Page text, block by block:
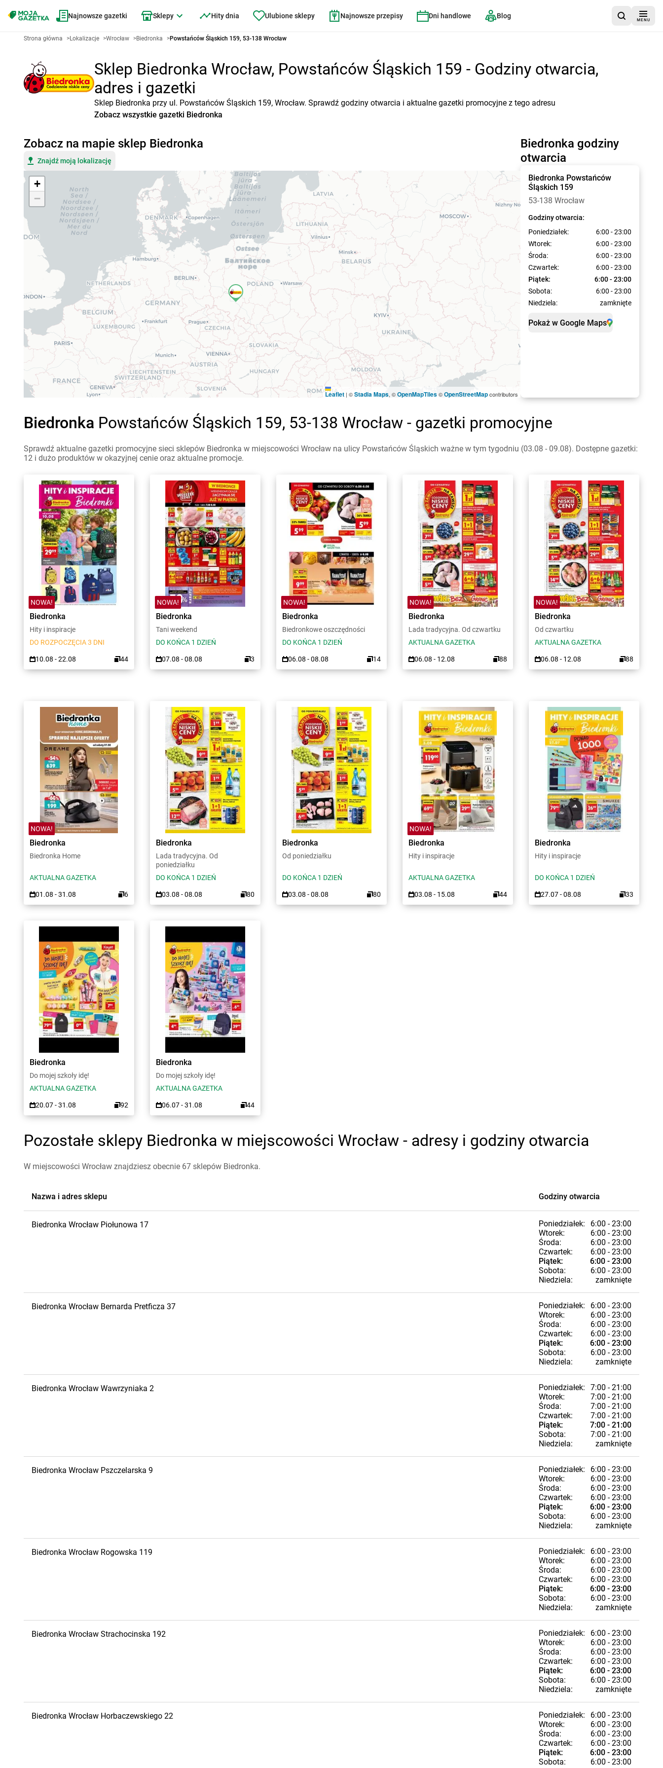
Najnowsze gazetki Sklepy Hity dnia Ulubione sklepy Najnowsze przepisy Dni handlowe Blog
MENU
Strona główna >Lokalizacje >Wrocław >Biedronka >Powstańców Śląskich 159, 53-138 Wrocław
Sklep Biedronka Wrocław, Powstańców Śląskich 159 - Godziny otwarcia,
adres i gazetki
Sklep Biedronka przy ul. Powstańców Śląskich 159, Wrocław. Sprawdź godziny otwarcia i aktualne gazetki promocyjne z tego adresu
Zobacz wszystkie gazetki Biedronka
Biedronka godziny
otwarcia
Biedronka Powstańców
Śląskich 159
53-138 Wrocław
Godziny otwarcia:
Poniedziałek:
6:00 - 23:00
Wtorek:
6:00 - 23:00
Środa:
6:00 - 23:00
Czwartek:
6:00 - 23:00
Piątek:
6:00 - 23:00
Sobota:
6:00 - 23:00
Niedziela:
zamknięte
Pokaż w Google Maps
Zobacz na mapie sklep Biedronka
Znajdź moją lokalizację
+
−
Leaflet | ©Stadia Maps, ©OpenMapTiles©OpenStreetMapcontributors
Biedronka Powstańców Śląskich 159, 53-138 Wrocław - gazetki promocyjne
Sprawdź aktualne gazetki promocyjne sieci sklepów Biedronka w miejscowości Wrocław na ulicy Powstańców Śląskich ważne w tym tygodniu (03.08 - 09.08). Dostępne gazetki:
12 i dużo produktów w okazyjnej cenie oraz aktualne promocje.
NOWA!
Biedronka
Hity i inspiracje
DO ROZPOCZĘCIA 3 DNI
10.08 - 22.08 44
NOWA!
Biedronka
Tani weekend
DO KOŃCA 1 DZIEŃ
07.08 - 08.08 3
NOWA!
Biedronka
Biedronkowe oszczędności
DO KOŃCA 1 DZIEŃ
06.08 - 08.08 14
NOWA!
Biedronka
Lada tradycyjna. Od czwartku
AKTUALNA GAZETKA
06.08 - 12.08 88
NOWA!
Biedronka
Od czwartku
AKTUALNA GAZETKA
06.08 - 12.08 88
NOWA!
Biedronka
Biedronka Home
AKTUALNA GAZETKA
01.08 - 31.08 6
Biedronka
Lada tradycyjna. Od
poniedziałku
DO KOŃCA 1 DZIEŃ
03.08 - 08.08 80
Biedronka
Od poniedziałku
DO KOŃCA 1 DZIEŃ
03.08 - 08.08 80
NOWA!
Biedronka
Hity i inspiracje
AKTUALNA GAZETKA
03.08 - 15.08 44
Biedronka
Hity i inspiracje
DO KOŃCA 1 DZIEŃ
27.07 - 08.08 33
Biedronka
Do mojej szkoły idę!
AKTUALNA GAZETKA
20.07 - 31.08 92
Biedronka
Do mojej szkoły idę!
AKTUALNA GAZETKA
06.07 - 31.08 44
Pozostałe sklepy Biedronka w miejscowości Wrocław - adresy i godziny otwarcia
W miejscowości Wrocław znajdziesz obecnie 67 sklepów Biedronka.
Nazwa i adres sklepu Godziny otwarcia
Biedronka Wrocław Piołunowa 17 Poniedziałek:
6:00 - 23:00
Wtorek:
6:00 - 23:00
Środa:
6:00 - 23:00
Czwartek:
6:00 - 23:00
Piątek:
6:00 - 23:00
Sobota:
6:00 - 23:00
Niedziela:
zamknięte
Biedronka Wrocław Bernarda Pretficza 37 Poniedziałek:
6:00 - 23:00
Wtorek:
6:00 - 23:00
Środa:
6:00 - 23:00
Czwartek:
6:00 - 23:00
Piątek:
6:00 - 23:00
Sobota:
6:00 - 23:00
Niedziela:
zamknięte
Biedronka Wrocław Wawrzyniaka 2 Poniedziałek:
7:00 - 21:00
Wtorek:
7:00 - 21:00
Środa:
7:00 - 21:00
Czwartek:
7:00 - 21:00
Piątek:
7:00 - 21:00
Sobota:
7:00 - 21:00
Niedziela:
zamknięte
Biedronka Wrocław Pszczelarska 9 Poniedziałek:
6:00 - 23:00
Wtorek:
6:00 - 23:00
Środa:
6:00 - 23:00
Czwartek:
6:00 - 23:00
Piątek:
6:00 - 23:00
Sobota:
6:00 - 23:00
Niedziela:
zamknięte
Biedronka Wrocław Rogowska 119 Poniedziałek:
6:00 - 23:00
Wtorek:
6:00 - 23:00
Środa:
6:00 - 23:00
Czwartek:
6:00 - 23:00
Piątek:
6:00 - 23:00
Sobota:
6:00 - 23:00
Niedziela:
zamknięte
Biedronka Wrocław Strachocinska 192 Poniedziałek:
6:00 - 23:00
Wtorek:
6:00 - 23:00
Środa:
6:00 - 23:00
Czwartek:
6:00 - 23:00
Piątek:
6:00 - 23:00
Sobota:
6:00 - 23:00
Niedziela:
zamknięte
Biedronka Wrocław Horbaczewskiego 22 Poniedziałek:
6:00 - 23:00
Wtorek:
6:00 - 23:00
Środa:
6:00 - 23:00
Czwartek:
6:00 - 23:00
Piątek:
6:00 - 23:00
Sobota:
6:00 - 23:00